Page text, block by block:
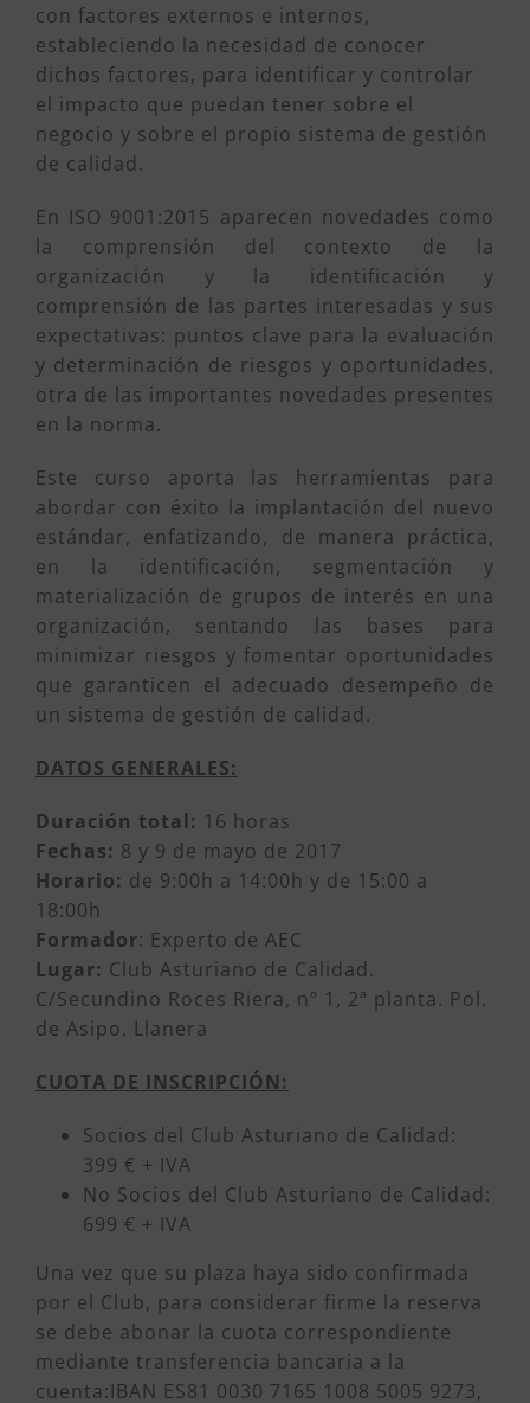
con factores externos e internos,
estableciendo la necesidad de conocer
dichos factores, para identificar y controlar
el impacto que puedan tener sobre el
negocio y sobre el propio sistema de gestión
de calidad.
En ISO 9001:2015 aparecen novedades como
la comprensión del contexto de la
organización y la identificación y
comprensión de las partes interesadas y sus
expectativas: puntos clave para la evaluación
y determinación de riesgos y oportunidades,
otra de las importantes novedades presentes
en la norma.
Este curso aporta las herramientas para
abordar con éxito la implantación del nuevo
estándar, enfatizando, de manera práctica,
en la identificación, segmentación y
materialización de grupos de interés en una
organización, sentando las bases para
minimizar riesgos y fomentar oportunidades
que garanticen el adecuado desempeño de
un sistema de gestión de calidad.
DATOS GENERALES:
Duración total: 16 horas
Fechas: 8 y 9 de mayo de 2017
Horario: de 9:00h a 14:00h y de 15:00 a
18:00h
Formador: Experto de AEC
Lugar: Club Asturiano de Calidad.
C/Secundino Roces Riera, nº 1, 2ª planta. Pol.
de Asipo. Llanera
CUOTA DE INSCRIPCIÓN:
Socios del Club Asturiano de Calidad:
399 € + IVA
No Socios del Club Asturiano de Calidad:
699 € + IVA
Una vez que su plaza haya sido confirmada
por el Club, para considerar firme la reserva
se debe abonar la cuota correspondiente
mediante transferencia bancaria a la
cuenta:IBAN ES81 0030 7165 1008 5005 9273,